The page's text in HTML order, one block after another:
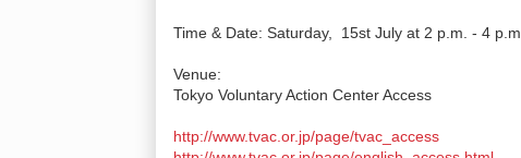
Time & Date: Saturday, 15st July at 2 p.m. - 4 p.m.
Venue:
Tokyo Voluntary Action Center Access
http://www.tvac.or.jp/page/tvac_access